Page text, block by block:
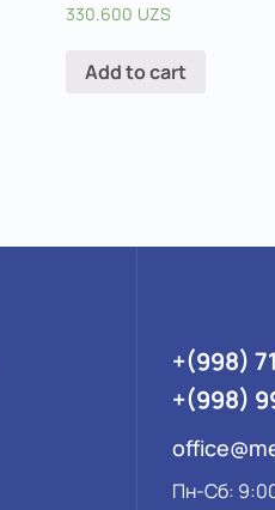
330.600 UZS
Add to cart
+(998)
+(998)
Пн-Сб: